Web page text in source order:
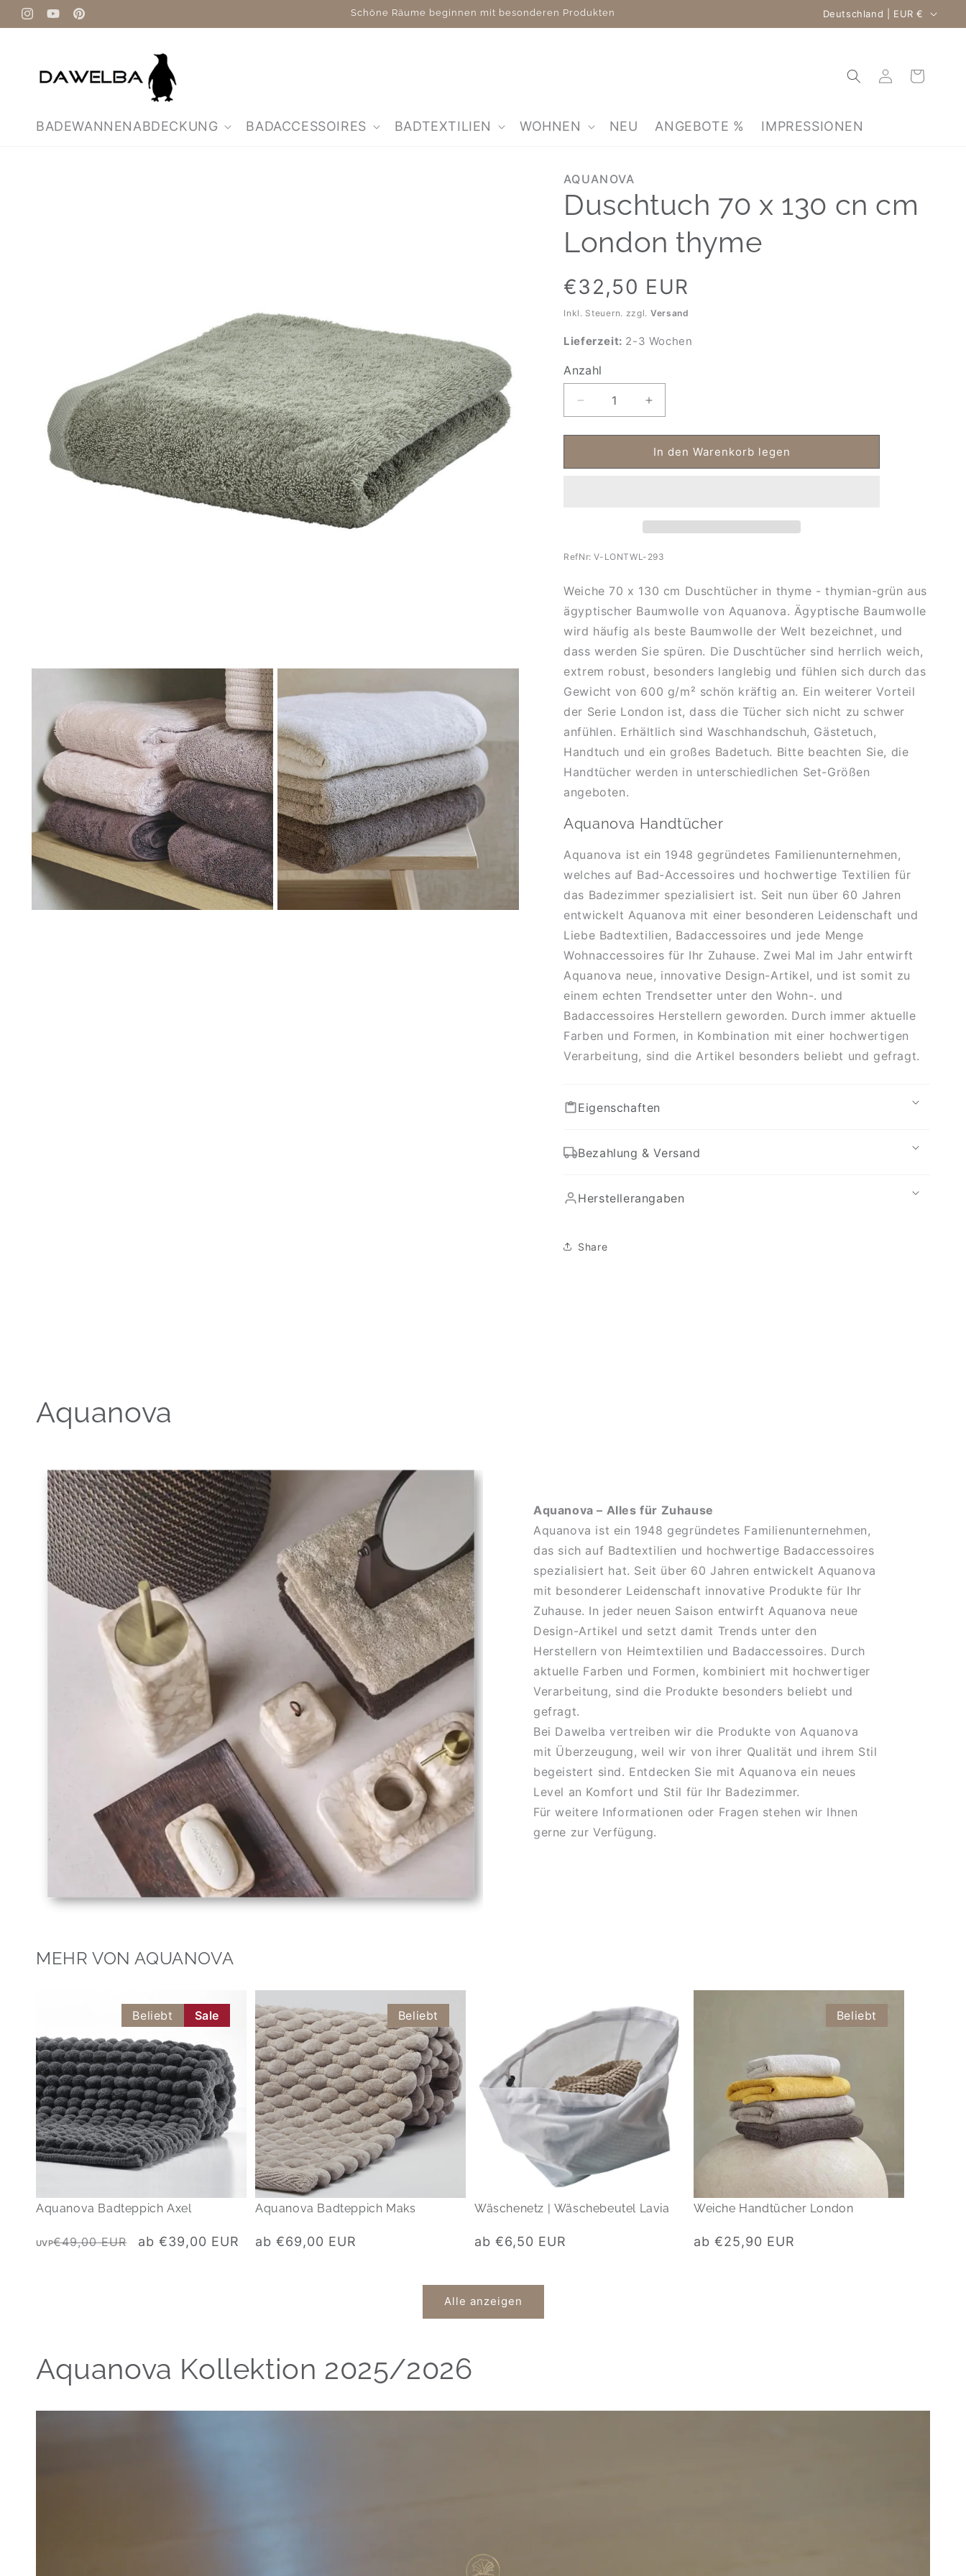
zum
Inhalt
InstagramYouTubePinterest
Schöne Räume beginnen mit besonderen Produkten Land/Region Deutschland | EUR €
BADEWANNENABDECKUNG BADACCESSOIRES BADTEXTILIEN WOHNEN NEU ANGEBOTE % IMPRESSIONEN
EinloggenWarenkorb
AQUANOVA
Duschtuch 70 x 130 cn cm
London thyme
Normaler
€32,50 EUR
Inkl. Steuern. zzgl. Versand
Lieferzeit: 2-3 Wochen
Anzahl
Anzahl
Verringere
die
Menge
Duschtuch
London
Erhöhe
die
Menge
für
Duschtuch
London
In den Warenkorb legen
RefNr:V-LONTWL-293
Weiche 70 x 130 cm Duschtücher in thyme - thymian-grün aus
ägyptischer Baumwolle von Aquanova. Ägyptische Baumwolle
wird häufig als beste Baumwolle der Welt bezeichnet, und
dass werden Sie spüren. Die Duschtücher sind herrlich weich,
extrem robust, besonders langlebig und fühlen sich durch das
Gewicht von 600 g/m² schön kräftig an. Ein weiterer Vorteil
der Serie London ist, dass die Tücher sich nicht zu schwer
anfühlen. Erhältlich sind Waschhandschuh, Gästetuch,
Handtuch und ein großes Badetuch. Bitte beachten Sie, die
Handtücher werden in unterschiedlichen Set-Größen
angeboten.
Aquanova Handtücher
Aquanova ist ein 1948 gegründetes Familienunternehmen,
welches auf Bad-Accessoires und hochwertige Textilien für
das Badezimmer spezialisiert ist. Seit nun über 60 Jahren
entwickelt Aquanova mit einer besonderen Leidenschaft und
Liebe Badtextilien, Badaccessoires und jede Menge
Wohnaccessoires für Ihr Zuhause. Zwei Mal im Jahr entwirft
Aquanova neue, innovative Design-Artikel, und ist somit zu
einem echten Trendsetter unter den Wohn-. und
Badaccessoires Herstellern geworden. Durch immer aktuelle
Farben und Formen, in Kombination mit einer hochwertigen
Verarbeitung, sind die Artikel besonders beliebt und gefragt.
Eigenschaften
Bezahlung & Versand
Herstellerangaben
Share
Aquanova
Aquanova – Alles für Zuhause
Aquanova ist ein 1948 gegründetes Familienunternehmen,
das sich auf Badtextilien und hochwertige Badaccessoires
spezialisiert hat. Seit über 60 Jahren entwickelt Aquanova
mit besonderer Leidenschaft innovative Produkte für Ihr
Zuhause. In jeder neuen Saison entwirft Aquanova neue
Design-Artikel und setzt damit Trends unter den
Herstellern von Heimtextilien und Badaccessoires. Durch
aktuelle Farben und Formen, kombiniert mit hochwertiger
Verarbeitung, sind die Produkte besonders beliebt und
gefragt.
Bei Dawelba vertreiben wir die Produkte von Aquanova
mit Überzeugung, weil wir von ihrer Qualität und ihrem Stil
begeistert sind. Entdecken Sie mit Aquanova ein neues
Level an Komfort und Stil für Ihr Badezimmer.
Für weitere Informationen oder Fragen stehen wir Ihnen
gerne zur Verfügung.
MEHR VON AQUANOVA
Aquanova Badteppich Axel
Normaler
UVP€49,00 EUR Verkaufspreis
ab €39,00 EUR
Beliebt Sale
Aquanova Badteppich Maks
Normaler
ab €69,00 EUR
Beliebt
Wäschenetz | Wäschebeutel Lavia
Normaler
ab €6,50 EUR
Weiche Handtücher London
Normaler
ab €25,90 EUR
Beliebt
Alle anzeigen
Aquanova Kollektion 2025/2026